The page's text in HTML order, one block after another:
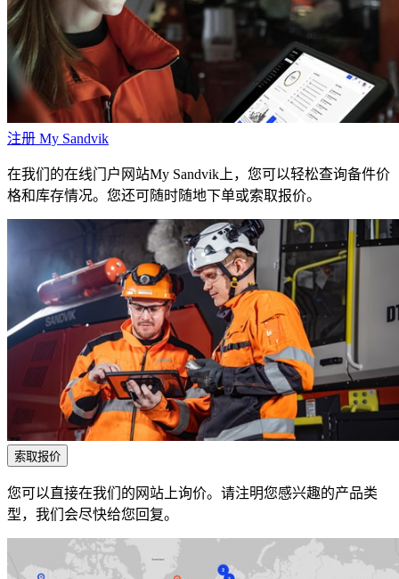
注册 My Sandvik
在我们的在线门户网站My Sandvik上，您可以轻松查询备件价
格和库存情况。您还可随时随地下单或索取报价。
索取报价
您可以直接在我们的网站上询价。请注明您感兴趣的产品类
型，我们会尽快给您回复。